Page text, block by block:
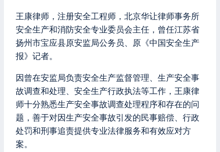
王康律师，注册安全工程师，北京华让律师事务所
安全生产和消防安全专业委员会主任，曾任江苏省
扬州市宝应县原安监局公务员、原《中国安全生产
报》记者。
因曾在安监局负责安全生产监督管理、生产安全事
故调查和处理、安全生产行政执法等工作，王康律
师十分熟悉生产安全事故调查处理程序和存在的问
题，善于对因生产安全事故引发的民事赔偿、行政
处罚和刑事追责提供专业法律服务和有效应对方
案。